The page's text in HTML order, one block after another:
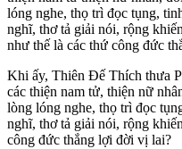
lóng nghe, thọ trì đọc tụng,
nghĩ, thơ tả giải nói, rộng
như thế là các thứ công đức
Khi ấy, Thiên Đế Thích thưa
các thiện nam tử, thiện nữ
lòng lóng nghe, thọ trì đọc
nghĩ, thơ tả giải nói, rộng
công đức thắng lợi đời vị lai?